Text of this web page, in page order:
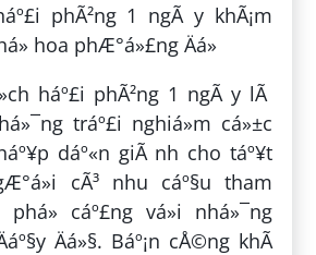
phÃ²ng 1 ngÃ y khÃ¡m
hoa phÆ°á»£ng Äá»
háº£i phÃ²ng 1 ngÃ y lÃ
tráº£i nghiá»m cá»±c
dáº«n giÃ nh cho táº¥t
cÃ³ nhu cáº§u tham
cáº£ng vá»i nhá»¯ng
Äá»§. Báº¡n cÅ©ng khÃ